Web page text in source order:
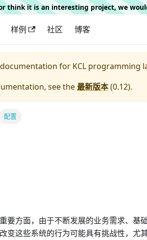
or think it is an interesting project, we
样例 社区 博客
for KCL programming
see the最新版本(0.12).
配置
要方面，由于不断发展的业务需求、基
变这些系统的行为可能具有挑战性，尤